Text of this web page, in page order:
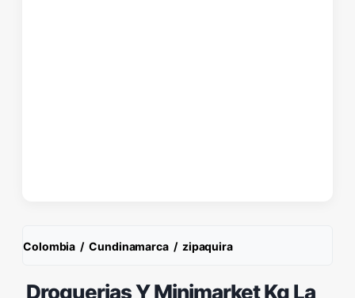
Colombia / Cundinamarca / zipaquira
Droguerias Y Minimarket Kg La